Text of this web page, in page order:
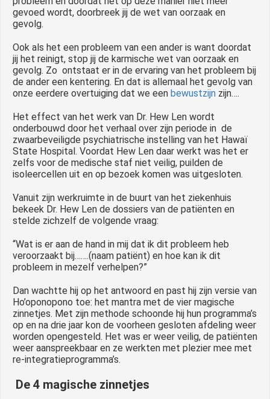
gevoed wordt, doorbreek jij de wet van oorzaak en
gevolg.
Ook als het een probleem van een ander is want doordat
jij het reinigt, stop jij de karmische wet van oorzaak en
gevolg. Zo ontstaat er in de ervaring van het probleem bij
de ander een kentering. En dat is allemaal het gevolg van
onze eerdere overtuiging dat we een bewustzijn zijn….
Het effect van het werk van Dr. Hew Len wordt
onderbouwd door het verhaal over zijn periode in de
zwaarbeveiligde psychiatrische instelling van het Hawaï
State Hospital. Voordat Hew Len daar werkt was het er
zelfs voor de medische staf niet veilig, puilden de
isoleercellen uit en op bezoek komen was uitgesloten.
Vanuit zijn werkruimte in de buurt van het ziekenhuis
bekeek Dr. Hew Len de dossiers van de patiënten en
stelde zichzelf de volgende vraag:
“Wat is er aan de hand in mij dat ik dit probleem heb
veroorzaakt bij…….(naam patiënt) en hoe kan ik dit
probleem in mezelf verhelpen?”
Dan wachtte hij op het antwoord en past hij zijn versie van
Ho’oponopono toe: het mantra met de vier magische
zinnetjes. Met zijn methode schoonde hij hun programma’s
op en na drie jaar kon de voorheen gesloten afdeling weer
worden opengesteld. Het was er weer veilig, de patiënten
weer aanspreekbaar en ze werkten met plezier mee met
re-integratieprogramma’s.
De 4 magische zinnetjes